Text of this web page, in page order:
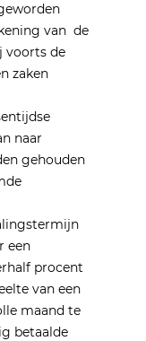
van de
de
zaken
naar
gehouden
een
procent
van een
maand te
betaalde